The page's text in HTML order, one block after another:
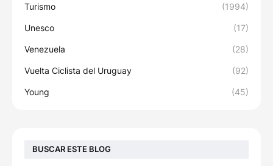
Turismo (1994)
Unesco (17)
Venezuela (28)
Vuelta Ciclista del Uruguay (92)
Young (45)
BUSCAR ESTE BLOG